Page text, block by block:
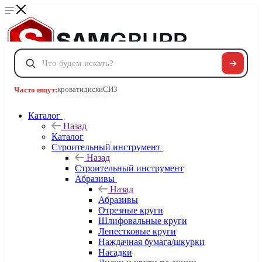
Сравнение0 Избранные товары 0 Корзина 0
Телефоны
+7 495 120-32-22
8 800 222-40-09
Заказать звонок
Часто ищут:кроватидискиСИЗ
Каталог
Назад
Каталог
Строительный инструмент
Назад
Строительный инструмент
Абразивы
Назад
Абразивы
Отрезные круги
Шлифовальные круги
Лепестковые круги
Наждачная бумага/шкурки
Насадки